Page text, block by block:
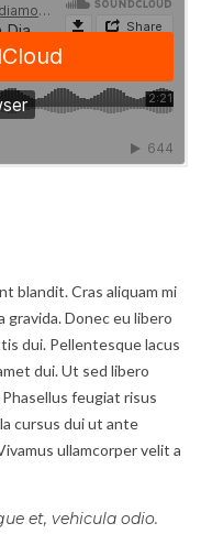
blandit. Cras aliquam mi
gravida. Donec eu libero
dui. Pellentesque lacus
dui. Ut sed libero
feugiat risus
cursus dui ut ante
ullamcorper velit a
et, vehicula odio.